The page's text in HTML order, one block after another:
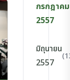
กรกฎาคม
2557
มิถุนายน
2557